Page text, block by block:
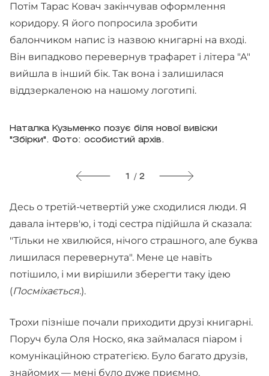
Потім Тарас Ковач закінчував оформлення
коридору. Я його попросила зробити
балончиком напис із назвою книгарні на вході.
Він випадково перевернув трафарет і літера "А"
вийшла в інший бік. Так вона і залишилася
віддзеркаленою на нашому логотипі.
Наталка Кузьменко позує біля нової вивіски
"Збірки". Фото: особистий архів.
1 / 2
Десь о третій-четвертій уже сходилися люди. Я
давала інтерв'ю, і тоді сестра підійшла й сказала:
"Тільки не хвилюйся, нічого страшного, але буква
лишилася перевернута". Мене це навіть
потішило, і ми вирішили зберегти таку ідею
(Посміхається.).
Трохи пізніше почали приходити друзі книгарні.
Поруч була Оля Носко, яка займалася піаром і
комунікаційною стратегією. Було багато друзів,
знайомих — мені було дуже приємно.